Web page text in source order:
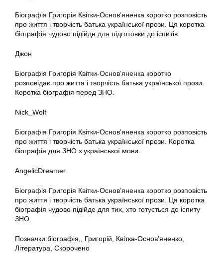
Біографія Григорія Квітки-Основ’яненка коротко розповість
про життя і творчість батька української прози. Ця коротка
біографія чудово підійде для підготовки до іспитів.
Джон
Біографія Григорія Квітки-Основ’яненка коротко
розповідає про життя і творчість батька української прози.
Коротка біографія перед ЗНО.
Nick_Wolf
Біографія Григорія Квітки-Основ’яненка коротко розповість
про життя і творчість батька української прози. Коротка
біографія для ЗНО з української мови.
AngelicDreamer
Біографія Григорія Квітки-Основ’яненка коротко розповість
про життя і творчість батька української прози. Ця коротка
біографія чудово підійде для тих, хто готується до іспиту
ЗНО.
Позначки:біографія,, Григорій, Квітка-Основ’яненко,
Література, Скорочено